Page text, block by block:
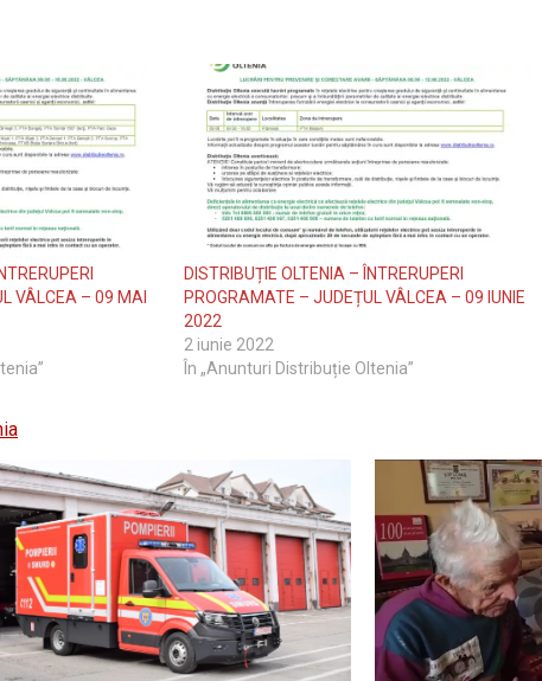
VÂLCEA – 09 MAI
DISTRIBUȚIE OLTENIA – ÎNTRERUPERI
PROGRAMATE – JUDEȚUL VÂLCEA – 09 IUNIE
2022
2 iunie 2022
În „Anunturi Distribuție Oltenia”